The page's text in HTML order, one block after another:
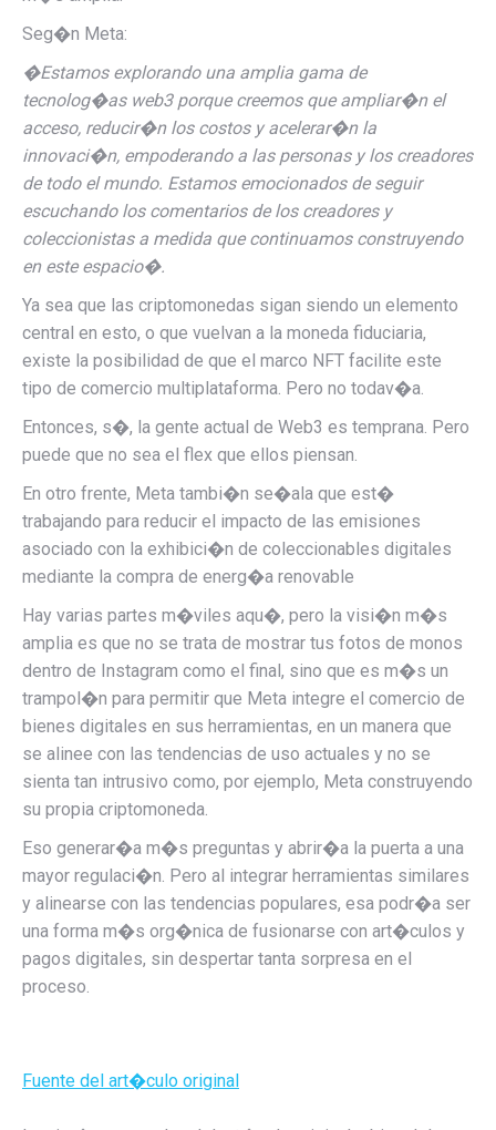
Seg�n Meta:
�Estamos explorando una amplia gama de
tecnolog�as web3 porque creemos que ampliar�n el
acceso, reducir�n los costos y acelerar�n la
innovaci�n, empoderando a las personas y los creadores
de todo el mundo. Estamos emocionados de seguir
escuchando los comentarios de los creadores y
coleccionistas a medida que continuamos construyendo
en este espacio�.
Ya sea que las criptomonedas sigan siendo un elemento
central en esto, o que vuelvan a la moneda fiduciaria,
existe la posibilidad de que el marco NFT facilite este
tipo de comercio multiplataforma. Pero no todav�a.
Entonces, s�, la gente actual de Web3 es temprana. Pero
puede que no sea el flex que ellos piensan.
En otro frente, Meta tambi�n se�ala que est�
trabajando para reducir el impacto de las emisiones
asociado con la exhibici�n de coleccionables digitales
mediante la compra de energ�a renovable
Hay varias partes m�viles aqu�, pero la visi�n m�s
amplia es que no se trata de mostrar tus fotos de monos
dentro de Instagram como el final, sino que es m�s un
trampol�n para permitir que Meta integre el comercio de
bienes digitales en sus herramientas, en un manera que
se alinee con las tendencias de uso actuales y no se
sienta tan intrusivo como, por ejemplo, Meta construyendo
su propia criptomoneda.
Eso generar�a m�s preguntas y abrir�a la puerta a una
mayor regulaci�n. Pero al integrar herramientas similares
y alinearse con las tendencias populares, esa podr�a ser
una forma m�s org�nica de fusionarse con art�culos y
pagos digitales, sin despertar tanta sorpresa en el
proceso.
Fuente del art�culo original